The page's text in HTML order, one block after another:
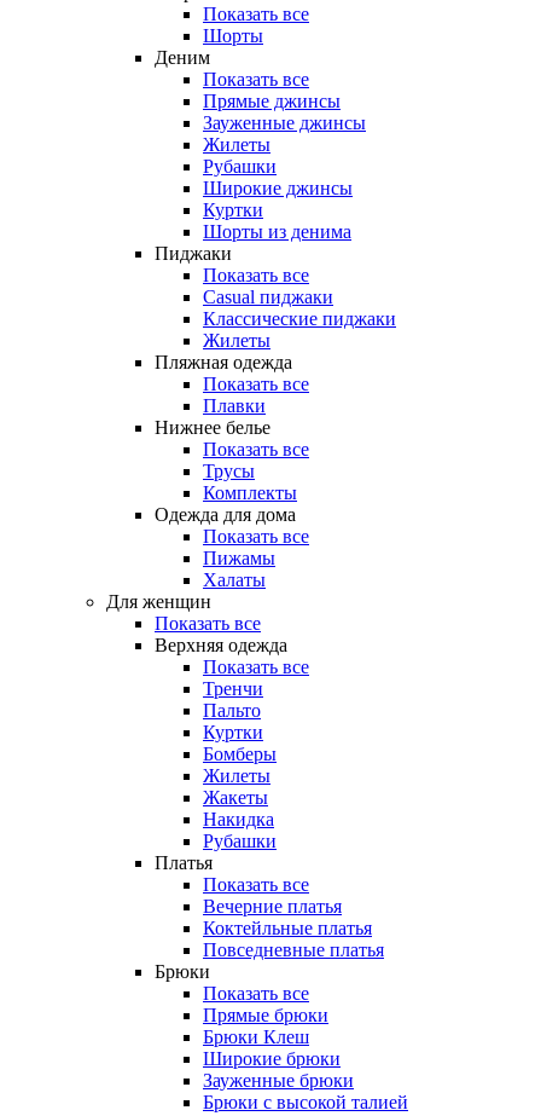
Показать все
Шорты
Деним
Показать все
Прямые джинсы
Зауженные джинсы
Жилеты
Рубашки
Широкие джинсы
Куртки
Шорты из денима
Пиджаки
Показать все
Casual пиджаки
Классические пиджаки
Жилеты
Пляжная одежда
Показать все
Плавки
Нижнее белье
Показать все
Трусы
Комплекты
Одежда для дома
Показать все
Пижамы
Халаты
Для женщин
Показать все
Верхняя одежда
Показать все
Тренчи
Пальто
Куртки
Бомберы
Жилеты
Жакеты
Накидка
Рубашки
Платья
Показать все
Вечерние платья
Коктейльные платья
Повседневные платья
Брюки
Показать все
Прямые брюки
Брюки Клеш
Широкие брюки
Зауженные брюки
Брюки с высокой талией